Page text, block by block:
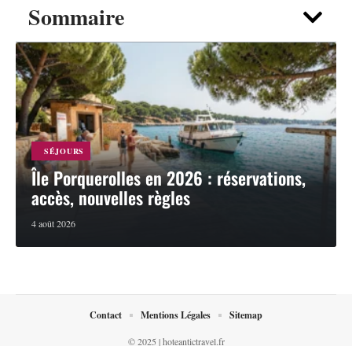
Sommaire
SÉJOURS
Île Porquerolles en 2026 : réservations,
accès, nouvelles règles
4 août 2026
© 2025 | hoteantictravel.fr
Contact Mentions Légales Sitemap